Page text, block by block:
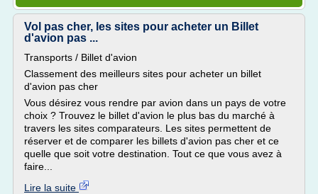
Vol pas cher, les sites pour acheter un Billet
d'avion pas ...
Transports / Billet d'avion
Classement des meilleurs sites pour acheter un billet
d'avion pas cher
Vous désirez vous rendre par avion dans un pays de votre
choix ? Trouvez le billet d'avion le plus bas du marché à
travers les sites comparateurs. Les sites permettent de
réserver et de comparer les billets d'avion pas cher et ce
quelle que soit votre destination. Tout ce que vous avez à
faire...
Lire la suite